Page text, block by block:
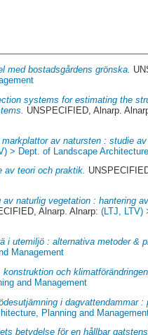
med bostadsgårdens grönska.
systems for estimating the
UNSPECIFIED, Alnarp.
av natursten : studie
> Dept. of Landscape
av teori och praktik.
av naturlig vegetation : hantering
Alnarp. Alnarp:(LTJ, LTV)
i utemiljö : alternativa metoder &
Management
och
and Management
i dagvattendammar :
Planning and
betydelse för en hållbar